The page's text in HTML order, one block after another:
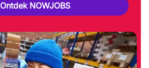
Ontdek NOWJOBS